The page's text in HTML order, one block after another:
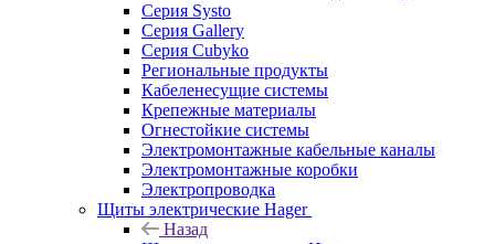
Серия Systo
Серия Gallery
Серия Cubyko
Региональные продукты
Кабеленесущие системы
Крепежные материалы
Огнестойкие системы
Электромонтажные кабельные каналы
Электромонтажные коробки
Электропроводка
Щиты электрические Hager
Назад